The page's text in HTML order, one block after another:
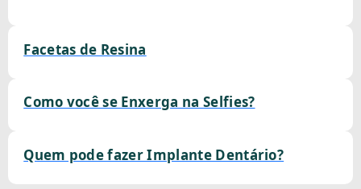
Facetas de Resina
Como você se Enxerga na Selfies?
Quem pode fazer Implante Dentário?